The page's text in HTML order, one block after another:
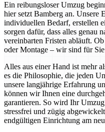
Ein reibungsloser Umzug
hier setzt Bamberg an. Unsere
individuellen Bedarf, erstellen
sorgen dafür, dass alles genau
vereinbarten Fristen abläuft.
oder Montage – wir sind für
Alles aus einer Hand ist mehr
es die Philosophie, die jeden
unsere langjährige Erfahrung
können wir Ihnen eine
garantieren. So wird Ihr
stressfrei und zügig
endgültigen Einrichtung am